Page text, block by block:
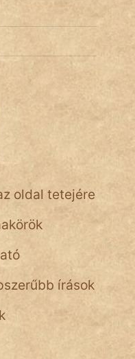
oldal tetejére
írások